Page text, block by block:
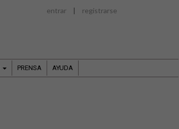
entrar | registrarse
PRENSA AYUDA